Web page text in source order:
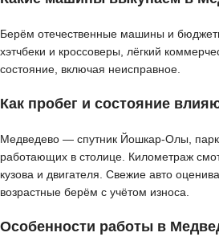
Берём отечественные машины и
хэтчбеки и кроссоверы, лёгкий
состояние, включая неисправное.
Как пробег и состояние
Медведево — спутник Йошкар-Олы, парк
работающих в столице. Километраж
кузова и двигателя. Свежие авто
возрастные берём с учётом износа.
Особенности работы в